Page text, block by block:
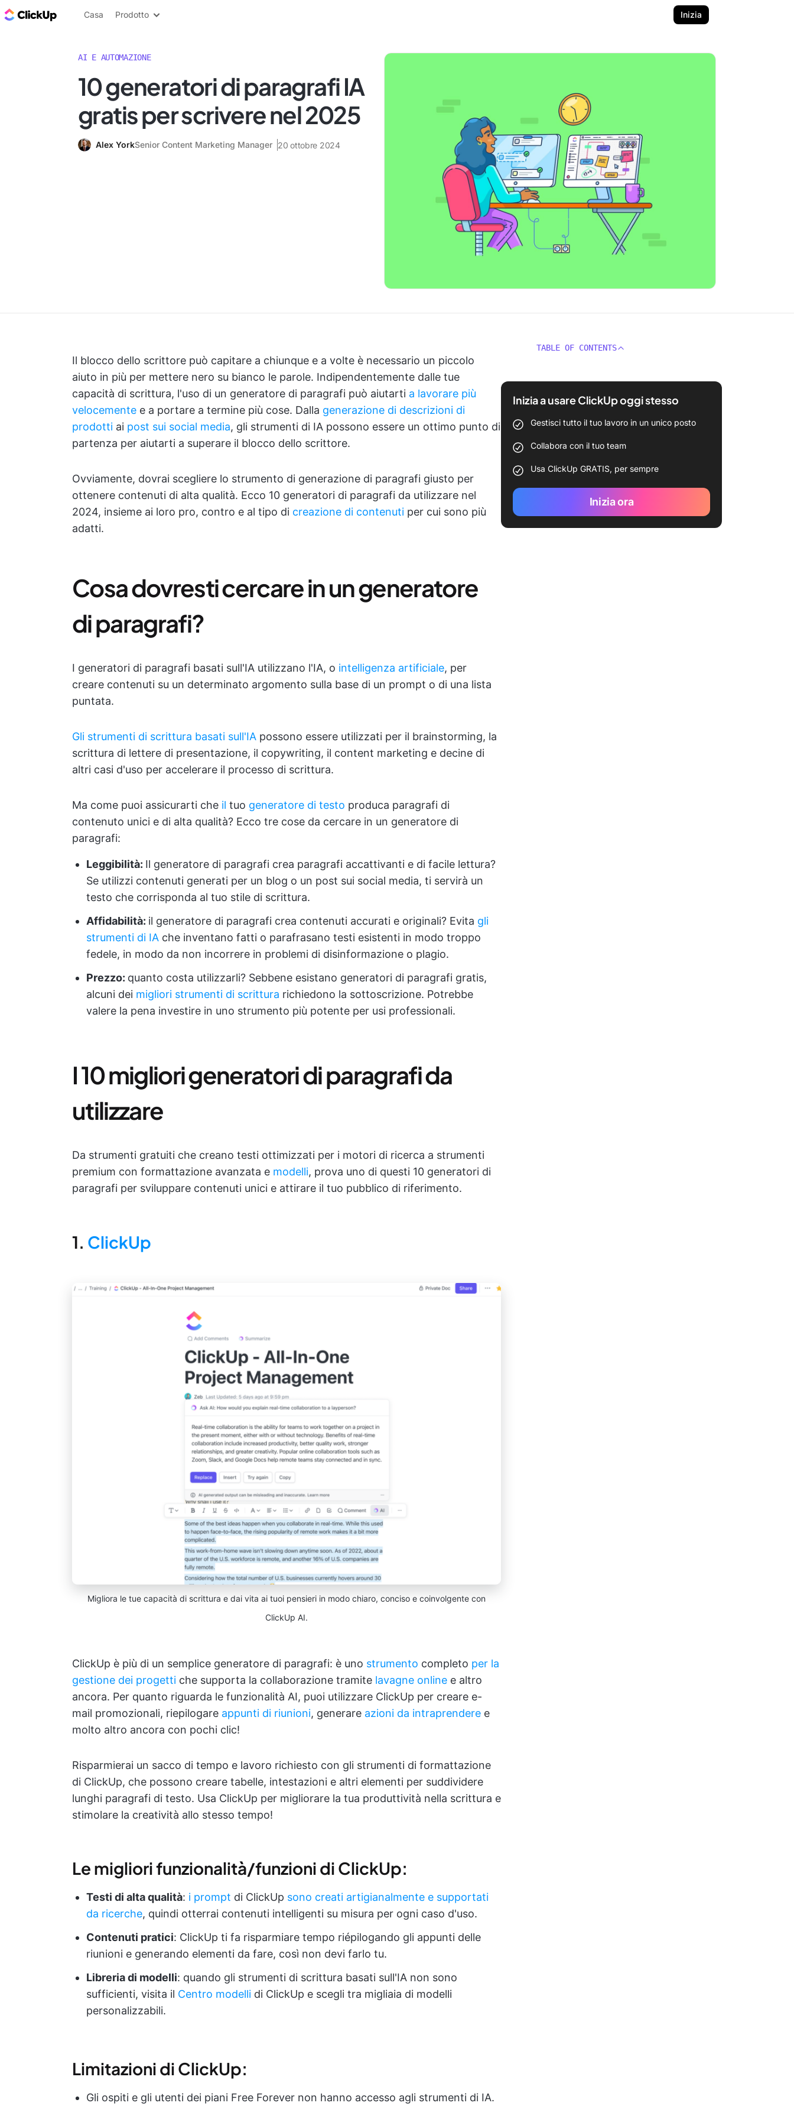
Blog di ClickUp
Casa Prodotto Inizia
AI E AUTOMAZIONE
10 generatori di paragrafi IA
gratis per scrivere nel 2025
Alex YorkSenior Content Marketing Manager 20 ottobre 2024
Il blocco dello scrittore può capitare a chiunque e a volte è necessario un piccolo
aiuto in più per mettere nero su bianco le parole. Indipendentemente dalle tue
capacità di scrittura, l'uso di un generatore di paragrafi può aiutarti a lavorare più
velocemente e a portare a termine più cose. Dalla generazione di descrizioni di
prodotti ai post sui social media, gli strumenti di IA possono essere un ottimo punto di
partenza per aiutarti a superare il blocco dello scrittore.
Ovviamente, dovrai scegliere lo strumento di generazione di paragrafi giusto per
ottenere contenuti di alta qualità. Ecco 10 generatori di paragrafi da utilizzare nel
2024, insieme ai loro pro, contro e al tipo di creazione di contenuti per cui sono più
adatti.
Cosa dovresti cercare in un generatore
di paragrafi?
I generatori di paragrafi basati sull'IA utilizzano l'IA, o intelligenza artificiale, per
creare contenuti su un determinato argomento sulla base di un prompt o di una lista
puntata.
Gli strumenti di scrittura basati sull'IA possono essere utilizzati per il brainstorming, la
scrittura di lettere di presentazione, il copywriting, il content marketing e decine di
altri casi d'uso per accelerare il processo di scrittura.
Ma come puoi assicurarti che il tuo generatore di testo produca paragrafi di
contenuto unici e di alta qualità? Ecco tre cose da cercare in un generatore di
paragrafi:
Leggibilità: Il generatore di paragrafi crea paragrafi accattivanti e di facile lettura?
Se utilizzi contenuti generati per un blog o un post sui social media, ti servirà un
testo che corrisponda al tuo stile di scrittura.
Affidabilità: il generatore di paragrafi crea contenuti accurati e originali? Evita gli
strumenti di IA che inventano fatti o parafrasano testi esistenti in modo troppo
fedele, in modo da non incorrere in problemi di disinformazione o plagio.
Prezzo: quanto costa utilizzarli? Sebbene esistano generatori di paragrafi gratis,
alcuni dei migliori strumenti di scrittura richiedono la sottoscrizione. Potrebbe
valere la pena investire in uno strumento più potente per usi professionali.
I 10 migliori generatori di paragrafi da
utilizzare
Da strumenti gratuiti che creano testi ottimizzati per i motori di ricerca a strumenti
premium con formattazione avanzata e modelli, prova uno di questi 10 generatori di
paragrafi per sviluppare contenuti unici e attirare il tuo pubblico di riferimento.
1. ClickUp
Migliora le tue capacità di scrittura e dai vita ai tuoi pensieri in modo chiaro, conciso e coinvolgente con
ClickUp AI.
ClickUp è più di un semplice generatore di paragrafi: è uno strumento completo per la
gestione dei progetti che supporta la collaborazione tramite lavagne online e altro
ancora. Per quanto riguarda le funzionalità AI, puoi utilizzare ClickUp per creare e-
mail promozionali, riepilogare appunti di riunioni, generare azioni da intraprendere e
molto altro ancora con pochi clic!
Risparmierai un sacco di tempo e lavoro richiesto con gli strumenti di formattazione
di ClickUp, che possono creare tabelle, intestazioni e altri elementi per suddividere
lunghi paragrafi di testo. Usa ClickUp per migliorare la tua produttività nella scrittura e
stimolare la creatività allo stesso tempo!
Le migliori funzionalità/funzioni di ClickUp:
Testi di alta qualità: i prompt di ClickUp sono creati artigianalmente e supportati
da ricerche, quindi otterrai contenuti intelligenti su misura per ogni caso d'uso.
Contenuti pratici: ClickUp ti fa risparmiare tempo riépilogando gli appunti delle
riunioni e generando elementi da fare, così non devi farlo tu.
Libreria di modelli: quando gli strumenti di scrittura basati sull'IA non sono
sufficienti, visita il Centro modelli di ClickUp e scegli tra migliaia di modelli
personalizzabili.
Limitazioni di ClickUp:
Gli ospiti e gli utenti dei piani Free Forever non hanno accesso agli strumenti di IA.
TABLE OF CONTENTS
Inizia a usare ClickUp oggi stesso
Gestisci tutto il tuo lavoro in un unico posto
Collabora con il tuo team
Usa ClickUp GRATIS, per sempre
Inizia ora